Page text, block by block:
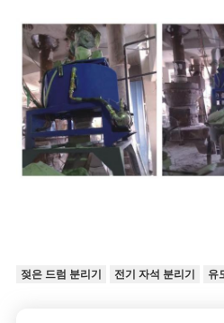
젖은 드럼 분리기 전기 자석 분리기 유